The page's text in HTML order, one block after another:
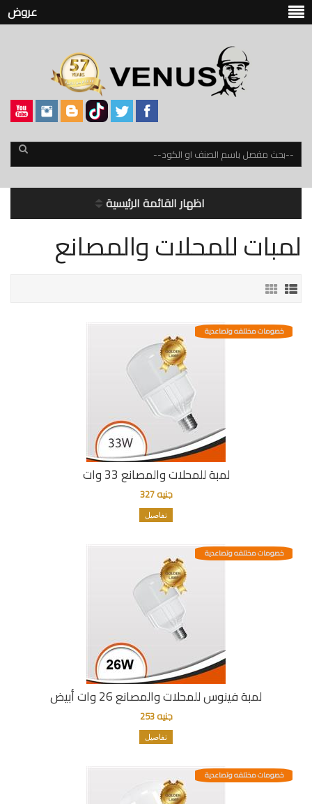
عروض
اظهار القائمة الرئيسية
لمبات للمحلات والمصانع
لمبة للمحلات والمصانع 33 وات
خصومات مختلفه وتصاعدية
جنيه 327
تفاصيل
لمبة فينوس للمحلات والمصانع 26 وات أبيض
خصومات مختلفه وتصاعدية
جنيه 253
تفاصيل
خصومات مختلفه وتصاعدية